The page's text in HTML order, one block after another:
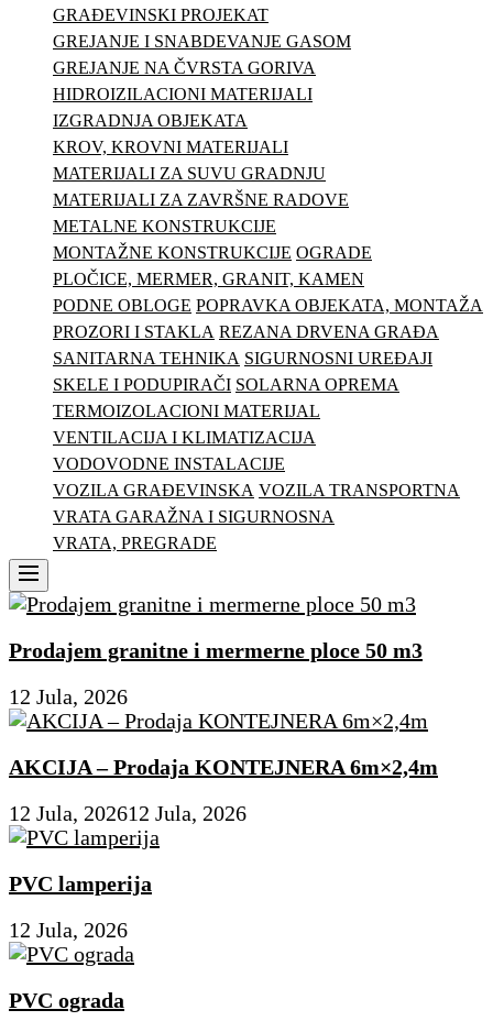
GRAĐEVINSKI PROJEKAT
GREJANJE I SNABDEVANJE GASOM
GREJANJE NA ČVRSTA GORIVA
HIDROIZILACIONI MATERIJALI
IZGRADNJA OBJEKATA
KROV, KROVNI MATERIJALI
MATERIJALI ZA SUVU GRADNJU
MATERIJALI ZA ZAVRŠNE RADOVE
METALNE KONSTRUKCIJE
MONTAŽNE KONSTRUKCIJE OGRADE
PLOČICE, MERMER, GRANIT, KAMEN
PODNE OBLOGE POPRAVKA OBJEKATA, MONTAŽA
PROZORI I STAKLA REZANA DRVENA GRAĐA
SANITARNA TEHNIKA SIGURNOSNI UREĐAJI
SKELE I PODUPIRAČI SOLARNA OPREMA
TERMOIZOLACIONI MATERIJAL
VENTILACIJA I KLIMATIZACIJA
VODOVODNE INSTALACIJE
VOZILA GRAĐEVINSKA VOZILA TRANSPORTNA
VRATA GARAŽNA I SIGURNOSNA
VRATA, PREGRADE
Menu
Prodajem granitne i mermerne ploce 50 m3
12 Jula, 2026
AKCIJA – Prodaja KONTEJNERA 6m×2,4m
12 Jula, 202612 Jula, 2026
PVC lamperija
12 Jula, 2026
PVC ograda